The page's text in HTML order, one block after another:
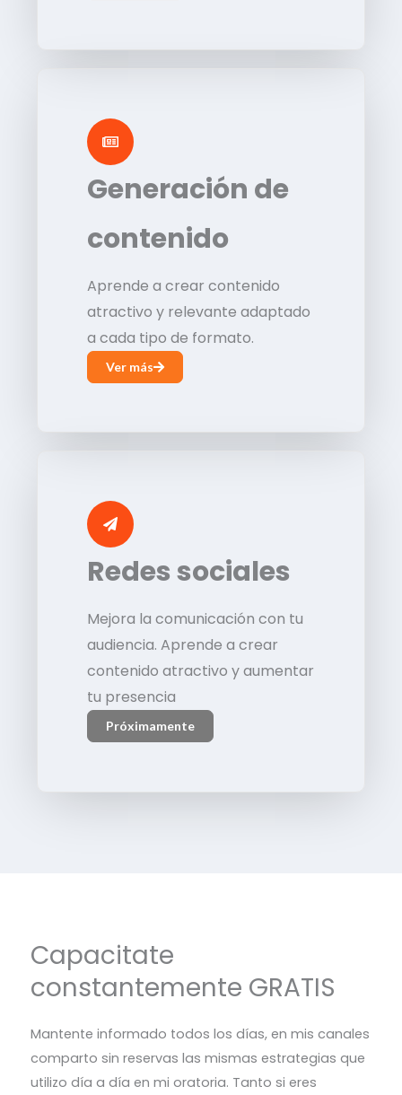
Generación de
contenido
Aprende a crear contenido
atractivo y relevante adaptado
a cada tipo de formato.
Ver más
Redes sociales
Mejora la comunicación con tu
audiencia. Aprende a crear
contenido atractivo y aumentar
tu presencia
Próximamente
Capacitate
constantemente GRATIS
Mantente informado todos los días, en mis canales
comparto sin reservas las mismas estrategias que
utilizo día a día en mi oratoria. Tanto si eres